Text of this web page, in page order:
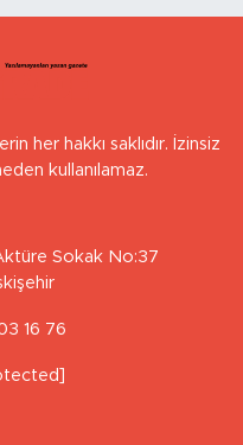
her hakkı saklıdır. İzinsiz
kullanılamaz.
Sokak No:37
16 76